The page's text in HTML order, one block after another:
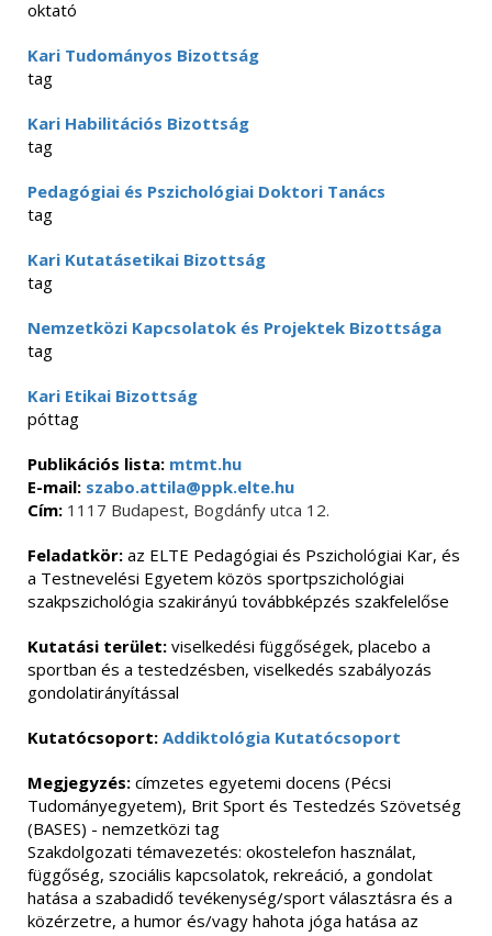
oktató
Kari Tudományos Bizottság
tag
Kari Habilitációs Bizottság
tag
Pedagógiai és Pszichológiai Doktori Tanács
tag
Kari Kutatásetikai Bizottság
tag
Nemzetközi Kapcsolatok és Projektek Bizottsága
tag
Kari Etikai Bizottság
póttag
Publikációs lista: mtmt.hu
E-mail: szabo.attila@ppk.elte.hu
Cím: 1117 Budapest, Bogdánfy utca 12.
Feladatkör: az ELTE Pedagógiai és Pszichológiai Kar, és
a Testnevelési Egyetem közös sportpszichológiai
szakpszichológia szakirányú továbbképzés szakfelelőse
Kutatási terület: viselkedési függőségek, placebo a
sportban és a testedzésben, viselkedés szabályozás
gondolatirányítással
Kutatócsoport: Addiktológia Kutatócsoport
Megjegyzés: címzetes egyetemi docens (Pécsi
Tudományegyetem), Brit Sport és Testedzés Szövetség
(BASES) - nemzetközi tag
Szakdolgozati témavezetés: okostelefon használat,
függőség, szociális kapcsolatok, rekreáció, a gondolat
hatása a szabadidő tevékenység/sport választásra és a
közérzetre, a humor és/vagy hahota jóga hatása az